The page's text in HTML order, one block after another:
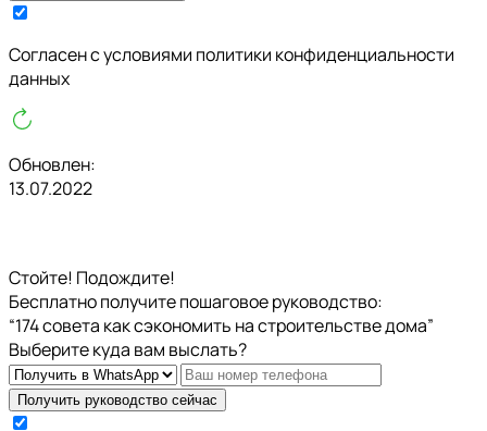
Cогласен с условиями политики конфиденциальности
данных
Обновлен:
13.07.2022
Стойте! Подождите!
Бесплатно получите пошаговое руководство:
“174 совета как сэкономить на строительстве дома”
Выберите куда вам выслать?
Получить руководство сейчас